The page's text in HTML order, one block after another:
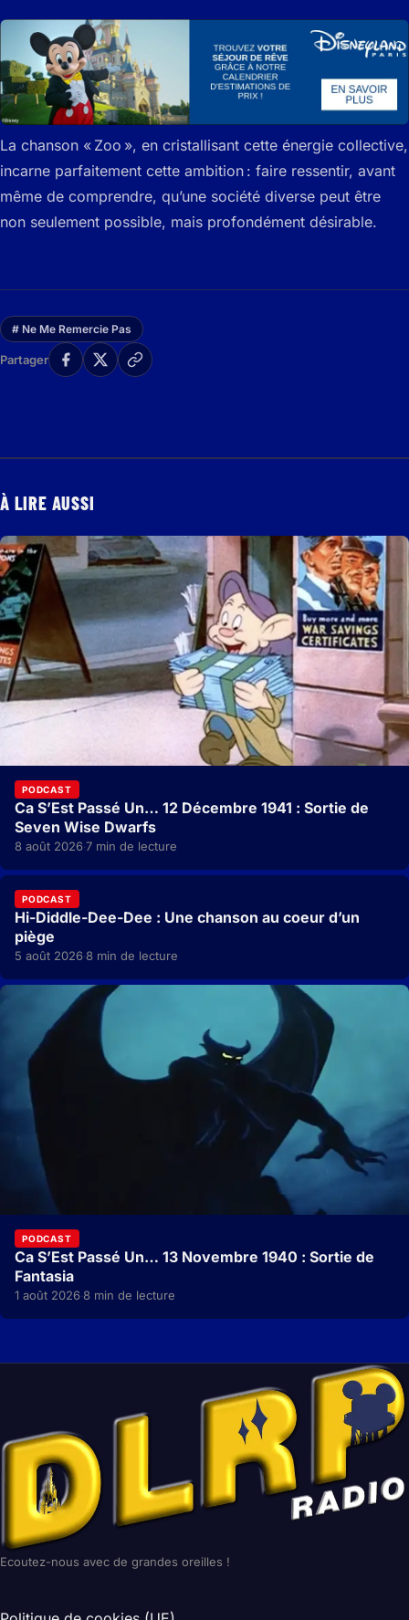
La chanson « Zoo », en cristallisant cette énergie collective,
incarne parfaitement cette ambition : faire ressentir, avant
même de comprendre, qu’une société diverse peut être
non seulement possible, mais profondément désirable.
# Ne Me Remercie Pas
Partager
À LIRE AUSSI
PODCAST
Ca S’Est Passé Un… 12 Décembre 1941 : Sortie de
Seven Wise Dwarfs
8 août 2026·7 min de lecture
PODCAST
Hi-Diddle-Dee-Dee : Une chanson au coeur d’un
piège
5 août 2026·8 min de lecture
PODCAST
Ca S’Est Passé Un… 13 Novembre 1940 : Sortie de
Fantasia
1 août 2026·8 min de lecture
Ecoutez-nous avec de grandes oreilles !